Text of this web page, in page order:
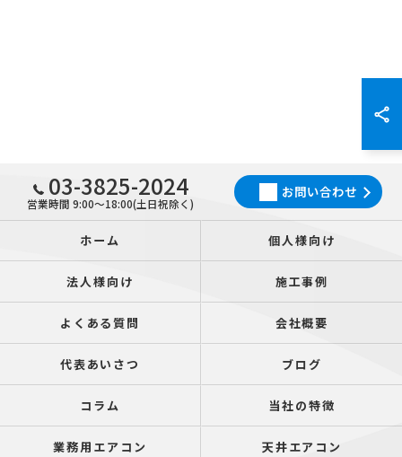
03-3825-2024
営業時間 9:00～18:00(土日祝除く)
お問い合わせ
ホーム 個人様向け
法人様向け 施工事例
よくある質問 会社概要
代表あいさつ ブログ
コラム 当社の特徴
業務用エアコン 天井エアコン